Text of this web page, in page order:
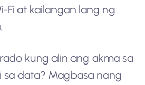
Fi at kailangan lang ng
kung alin ang akma sa
data? Magbasa nang